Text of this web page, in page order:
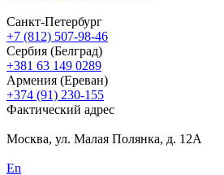
Санкт-Петербург
+7 (812) 507-98-46
Сербия (Белград)
+381 63 149 0289
Армения (Ереван)
+374 (91) 230-155
Фактический адрес
Москва, ул. Малая Полянка, д. 12А
En